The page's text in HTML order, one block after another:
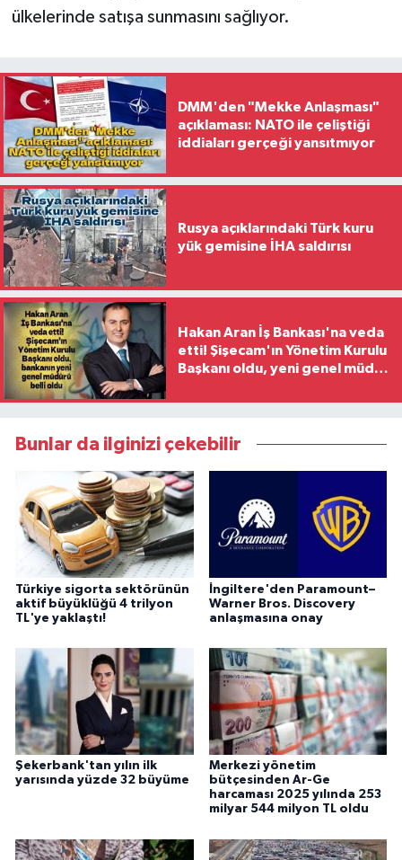
ülkelerinde satışa sunmasını sağlıyor.
DMM'den "Mekke Anlaşması"
açıklaması: NATO ile çeliştiği
iddiaları gerçeği yansıtmıyor
Rusya açıklarındaki Türk kuru
yük gemisine İHA saldırısı
Hakan Aran İş Bankası'na veda
etti! Şişecam'ın Yönetim Kurulu
Başkanı oldu, yeni genel müdür
Bunlar da ilginizi çekebilir
Türkiye sigorta sektörünün
aktif büyüklüğü 4 trilyon
TL'ye yaklaştı!
İngiltere'den Paramount–
Warner Bros. Discovery
anlaşmasına onay
Şekerbank'tan yılın ilk
yarısında yüzde 32 büyüme
Merkezi yönetim
bütçesinden Ar-Ge
harcaması 2025 yılında 253
milyar 544 milyon TL oldu